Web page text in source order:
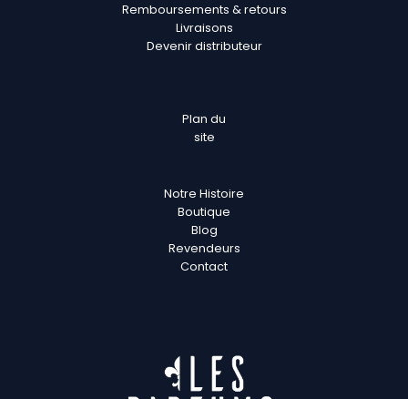
Remboursements & retours
Livraisons
Devenir distributeur
Plan du
site
Notre Histoire
Boutique
Blog
Revendeurs
Contact